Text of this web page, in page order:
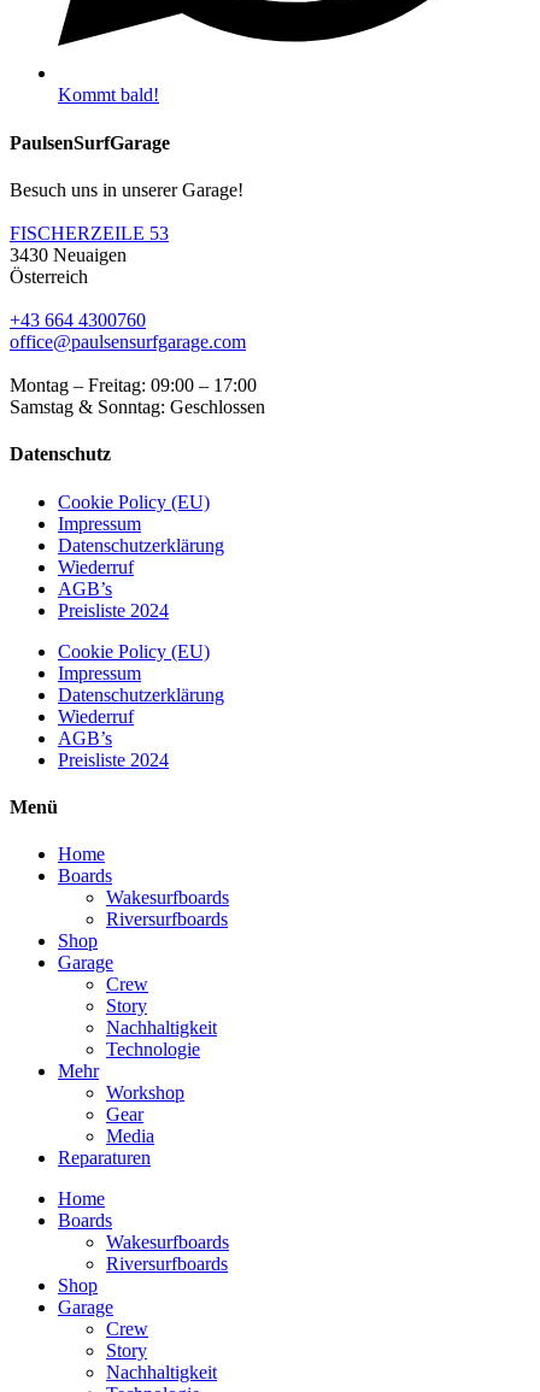
Kommt bald!
PaulsenSurfGarage
Besuch uns in unserer Garage!
FISCHERZEILE 53
3430 Neuaigen
Österreich
+43 664 4300760
office@paulsensurfgarage.com
Montag – Freitag: 09:00 – 17:00
Samstag & Sonntag: Geschlossen
Datenschutz
Cookie Policy (EU)
Impressum
Datenschutzerklärung
Wiederruf
AGB’s
Preisliste 2024
Cookie Policy (EU)
Impressum
Datenschutzerklärung
Wiederruf
AGB’s
Preisliste 2024
Menü
Home
Boards
Wakesurfboards
Riversurfboards
Shop
Garage
Crew
Story
Nachhaltigkeit
Technologie
Mehr
Workshop
Gear
Media
Reparaturen
Home
Boards
Wakesurfboards
Riversurfboards
Shop
Garage
Crew
Story
Nachhaltigkeit